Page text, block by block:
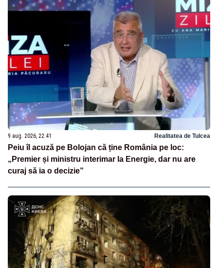
9 aug. 2026, 22:41 Realitatea de Tulcea
Peiu îl acuză pe Bolojan că ține România pe loc:
„Premier și ministru interimar la Energie, dar nu are
curaj să ia o decizie”